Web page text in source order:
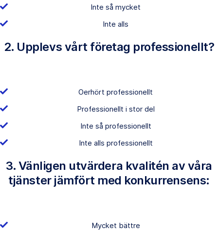
Inte så mycket
Inte alls
2. Upplevs vårt företag professionellt?
Oerhört professionellt
Professionellt i stor del
Inte så professionellt
Inte alls professionellt
3. Vänligen utvärdera kvalitén av våra
tjänster jämfört med konkurrensens:
Mycket bättre